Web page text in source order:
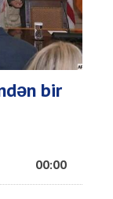
bir
00:00